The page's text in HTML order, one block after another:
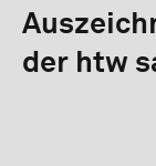
der htw